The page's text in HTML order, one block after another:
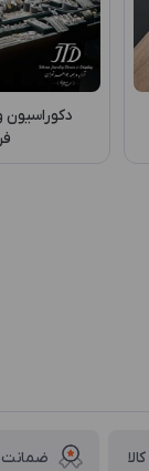
دکوراسیون
ضمانت